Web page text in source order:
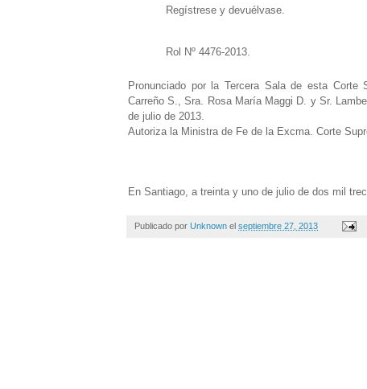
Regístrese y devuélvase.
Rol Nº 4476-2013.
Pronunciado por la Tercera Sala de esta Corte
Carreño S., Sra. Rosa María Maggi D. y Sr.
de julio de 2013.
Autoriza la Ministra de Fe de la Excma. Corte
En Santiago, a treinta y uno de julio de dos mil
Publicado por Unknown el septiembre 27, 2013